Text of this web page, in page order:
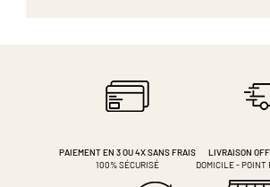
PAIEMENT EN 3 OU 4XSANS FRAIS
100% SÉCURISÉ
LIVRAISON
DOMICILE - POINT